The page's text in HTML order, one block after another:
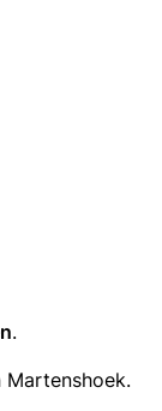
.
Martenshoek.